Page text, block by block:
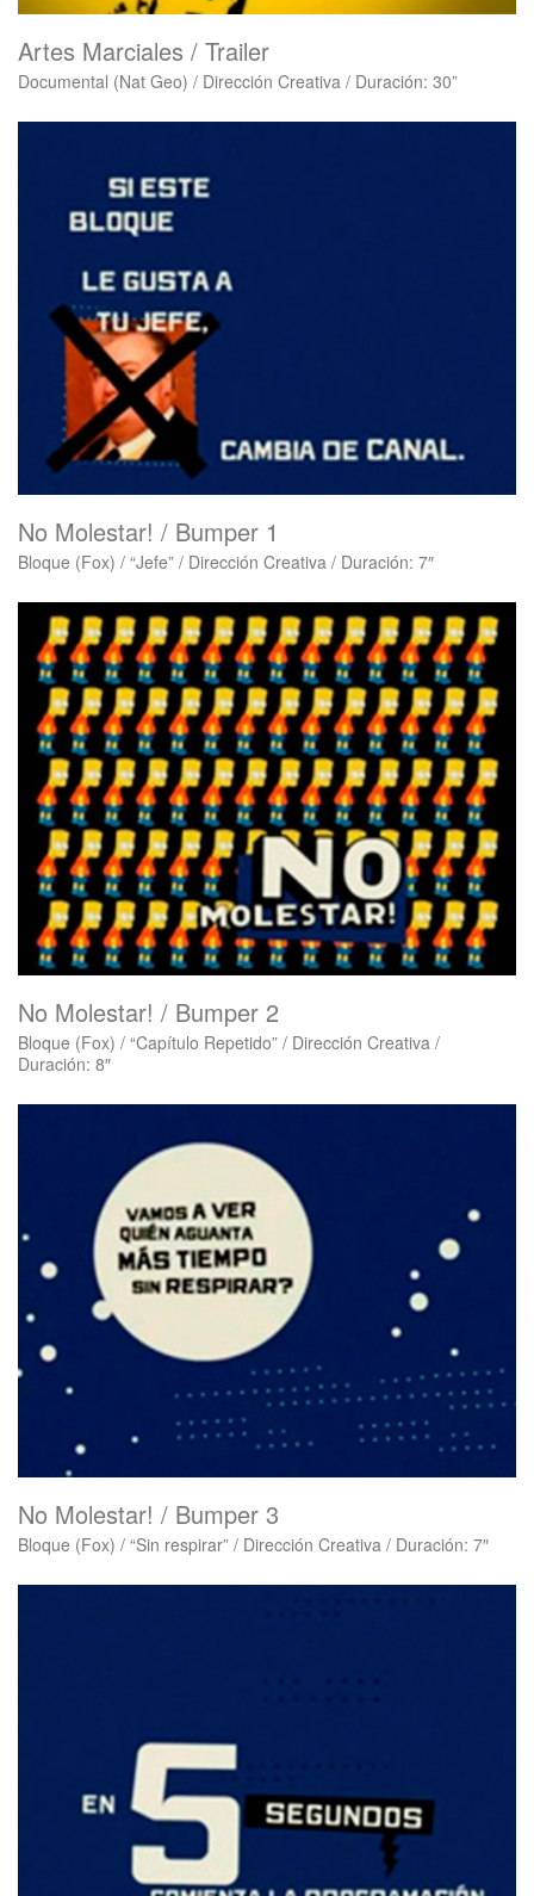
Artes Marciales / Trailer
Documental (Nat Geo) / Dirección Creativa / Duración: 30”
No Molestar! / Bumper 1
Bloque (Fox) / “Jefe” / Dirección Creativa / Duración: 7″
No Molestar! / Bumper 2
Bloque (Fox) / “Capítulo Repetido” / Dirección Creativa /
Duración: 8″
No Molestar! / Bumper 3
Bloque (Fox) / “Sin respirar” / Dirección Creativa / Duración: 7″